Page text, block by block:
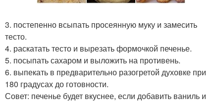
3. постепенно всыпать просеянную муку и замесить
тесто.
4. раскатать тесто и вырезать формочкой печенье.
5. посыпать сахаром и выложить на противень.
6. выпекать в предварительно разогретой духовке при
180 градусах до готовности.
Совет: печенье будет вкуснее, если добавить ваниль и